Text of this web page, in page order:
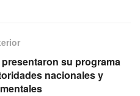
su programa
nacionales y